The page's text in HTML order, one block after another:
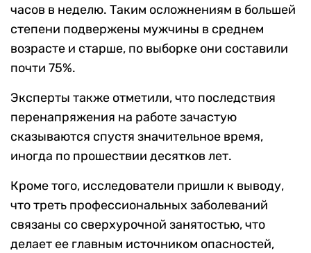
часов в неделю. Таким осложнениям в большей
степени подвержены мужчины в среднем
возрасте и старше, по выборке они составили
почти 75%.
Эксперты также отметили, что последствия
перенапряжения на работе зачастую
сказываются спустя значительное время,
иногда по прошествии десятков лет.
Кроме того, исследователи пришли к выводу,
что треть профессиональных заболеваний
связаны со сверхурочной занятостью, что
делает ее главным источником опасностей,